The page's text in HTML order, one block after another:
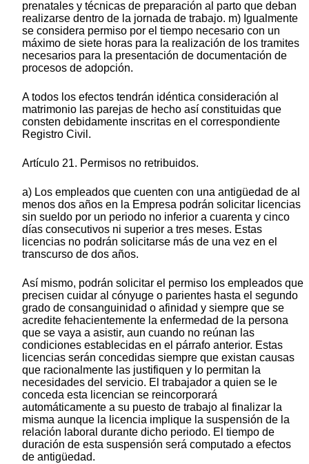
prenatales y técnicas de preparación al parto que deban
realizarse dentro de la jornada de trabajo. m) Igualmente
se considera permiso por el tiempo necesario con un
máximo de siete horas para la realización de los tramites
necesarios para la presentación de documentación de
procesos de adopción.
A todos los efectos tendrán idéntica consideración al
matrimonio las parejas de hecho así constituidas que
consten debidamente inscritas en el correspondiente
Registro Civil.
Artículo 21. Permisos no retribuidos.
a) Los empleados que cuenten con una antigüedad de al
menos dos años en la Empresa podrán solicitar licencias
sin sueldo por un periodo no inferior a cuarenta y cinco
días consecutivos ni superior a tres meses. Estas
licencias no podrán solicitarse más de una vez en el
transcurso de dos años.
Así mismo, podrán solicitar el permiso los empleados que
precisen cuidar al cónyuge o parientes hasta el segundo
grado de consanguinidad o afinidad y siempre que se
acredite fehacientemente la enfermedad de la persona
que se vaya a asistir, aun cuando no reúnan las
condiciones establecidas en el párrafo anterior. Estas
licencias serán concedidas siempre que existan causas
que racionalmente las justifiquen y lo permitan la
necesidades del servicio. El trabajador a quien se le
conceda esta licencian se reincorporará
automáticamente a su puesto de trabajo al finalizar la
misma aunque la licencia implique la suspensión de la
relación laboral durante dicho periodo. El tiempo de
duración de esta suspensión será computado a efectos
de antigüedad.